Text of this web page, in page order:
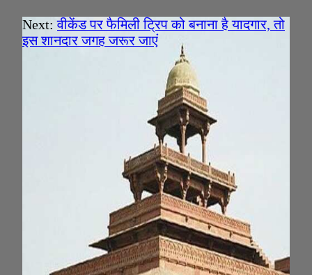
Next:वीकेंड पर फैमिली ट्रिप को बनाना है यादगार, तो
इस शानदार जगह जरूर जाएं